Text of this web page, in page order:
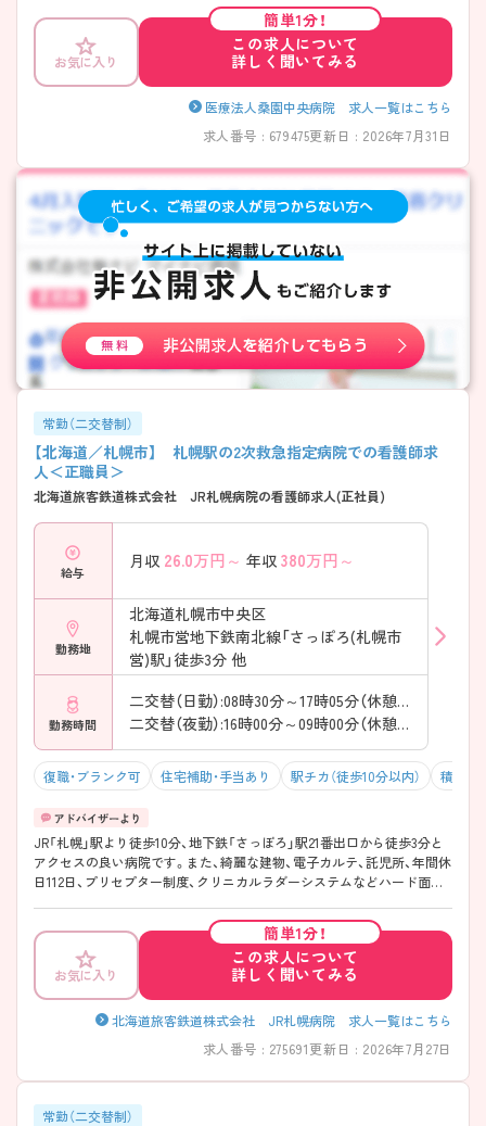
サポートを学ぶことができます。「桑園駅」から徒歩5分、駐車場を完備し
ておりマイカー通勤も可能です。 ご興味ある方には、面接対策ポイント
など、さらに詳細をお話しいたしますのでお気軽にご相談ください。
お気に入り
簡単1分！
この求人について
詳しく聞いてみる
医療法人桑園中央病院 求人一覧はこちら
求人番号 : 679475更新日 : 2026年7月31日
常勤（二交替制）
【北海道／札幌市】 札幌駅の2次救急指定病院での看護師求
人＜正職員＞
北海道旅客鉄道株式会社 JR札幌病院の看護師求人(正社員)
給与
月収 26.0万円～ 年収 380万円～
勤務地
北海道札幌市中央区
札幌市営地下鉄南北線「さっぽろ(札幌市
営)駅」徒歩3分 他
勤務時間
二交替（日勤）:08時30分～17時05分（休憩60分）
二交替（夜勤）:16時00分～09時00分（休憩120分）
復職・ブランク可 住宅補助・手当あり 駅チカ（徒歩10分以内） 積極採
JR「札幌」駅より徒歩10分、地下鉄「さっぽろ」駅21番出口から徒歩3分と
アクセスの良い病院です。また、綺麗な建物、電子カルテ、託児所、年間休
日112日、プリセプター制度、クリニカルラダーシステムなどハード面か
お気に入り
簡単1分！
この求人について
詳しく聞いてみる
北海道旅客鉄道株式会社 JR札幌病院 求人一覧はこちら
求人番号 : 275691更新日 : 2026年7月27日
常勤（二交替制）